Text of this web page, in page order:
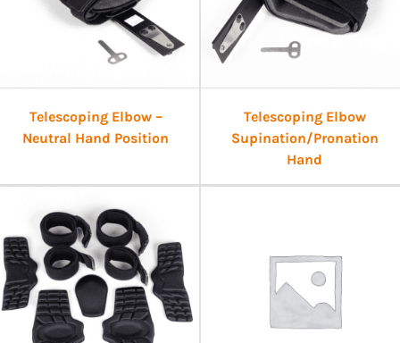
Telescoping Elbow –
Neutral Hand Position
Telescoping Elbow
Supination/Pronation
Hand